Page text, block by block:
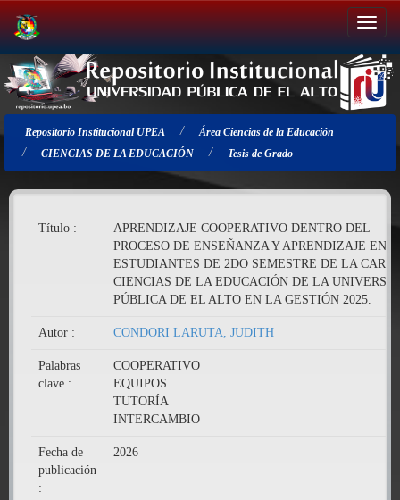
Salir
de
la
navegación
Repositorio Institucional UPEA
Área Ciencias de la Educación
CIENCIAS DE LA EDUCACIÓN
Tesis de Grado
Título :
APRENDIZAJE COOPERATIVO DENTRO DEL
PROCESO DE ENSEÑANZA Y APRENDIZAJE EN
ESTUDIANTES DE 2DO SEMESTRE DE LA
CIENCIAS DE LA EDUCACIÓN DE LA
PÚBLICA DE EL ALTO EN LA GESTIÓN 2025.
Autor : CONDORI LARUTA, JUDITH
Palabras
clave :
COOPERATIVO
EQUIPOS
TUTORÍA
INTERCAMBIO
Fecha de
publicación
:
2026